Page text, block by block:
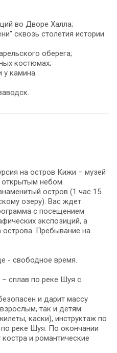
во Дворе Халла;
сквозь столетия истории
оберега;
костюмах;
камина.
на остров Кижи – музей
открытым небом.
остров (1 час 15
озеру). Вас ждет
с посещением
экспозиций, а
Пребывание на
- свободное время.
сплав по реке Шуя с
и дарит массу
так и детям:
каски), инструктаж по
по реке Шуя. По окончании
и романтические